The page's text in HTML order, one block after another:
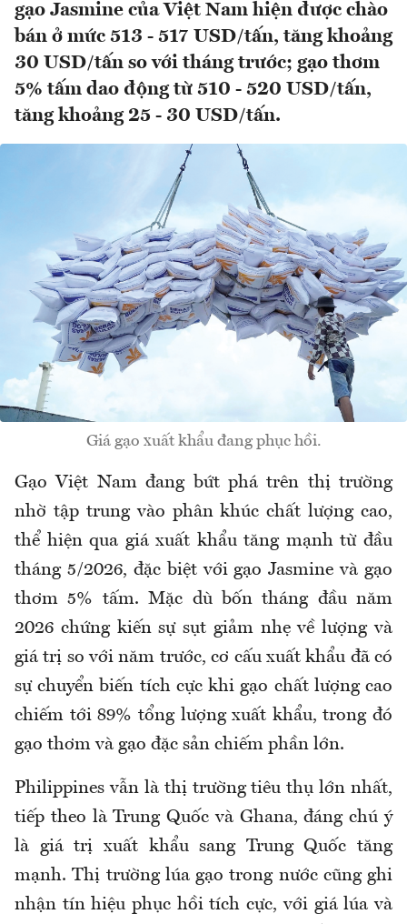
gạo Jasmine của Việt Nam hiện được chào
bán ở mức 513 - 517 USD/tấn, tăng khoảng
30 USD/tấn so với tháng trước; gạo thơm
5% tấm dao động từ 510 - 520 USD/tấn,
tăng khoảng 25 - 30 USD/tấn.
Giá gạo xuất khẩu đang phục hồi.
Gạo Việt Nam đang bứt phá trên thị trường
nhờ tập trung vào phân khúc chất lượng cao,
thể hiện qua giá xuất khẩu tăng mạnh từ đầu
tháng 5/2026, đặc biệt với gạo Jasmine và gạo
thơm 5% tấm. Mặc dù bốn tháng đầu năm
2026 chứng kiến sự sụt giảm nhẹ về lượng và
giá trị so với năm trước, cơ cấu xuất khẩu đã có
sự chuyển biến tích cực khi gạo chất lượng cao
chiếm tới 89% tổng lượng xuất khẩu, trong đó
gạo thơm và gạo đặc sản chiếm phần lớn.
Philippines vẫn là thị trường tiêu thụ lớn nhất,
tiếp theo là Trung Quốc và Ghana, đáng chú ý
là giá trị xuất khẩu sang Trung Quốc tăng
mạnh. Thị trường lúa gạo trong nước cũng ghi
nhận tín hiệu phục hồi tích cực, với giá lúa và